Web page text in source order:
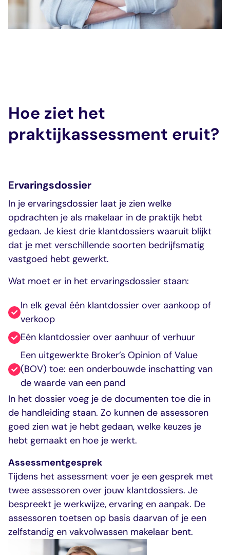
Hoe ziet het
praktijkassessment eruit?
Ervaringsdossier
In je ervaringsdossier laat je zien welke
opdrachten je als makelaar in de praktijk hebt
gedaan. Je kiest drie klantdossiers waaruit blijkt
dat je met verschillende soorten bedrijfsmatig
vastgoed hebt gewerkt.
Wat moet er in het ervaringsdossier staan:
In elk geval één klantdossier over aankoop of
verkoop
Eén klantdossier over aanhuur of verhuur
Een uitgewerkte Broker’s Opinion of Value
(BOV) toe: een onderbouwde inschatting van
de waarde van een pand
In het dossier voeg je de documenten toe die in
de handleiding staan. Zo kunnen de assessoren
goed zien wat je hebt gedaan, welke keuzes je
hebt gemaakt en hoe je werkt.
Assessmentgesprek
Tijdens het assessment voer je een gesprek met
twee assessoren over jouw klantdossiers. Je
bespreekt je werkwijze, ervaring en aanpak. De
assessoren toetsen op basis daarvan of je een
zelfstandig en vakvolwassen makelaar bent.